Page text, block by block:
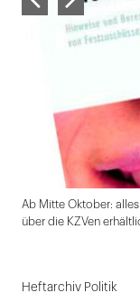
Ab Mitte Oktober:
über die KZVen
1Heftarchiv Politik